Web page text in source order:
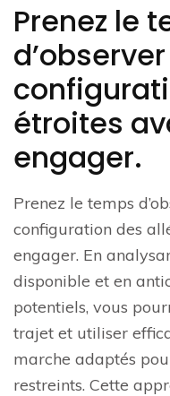
Prenez le
étroites
engager.
Prenez le temps
configuration des
engager. En
disponible et en
potentiels, vous
trajet et utiliser
marche adaptés
restreints. Cette